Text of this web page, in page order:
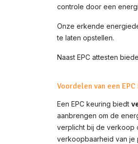
controle door een
Onze erkende
te laten opstellen.
Naast EPC attesten
Voordelen van een EPC
Een EPC keuring biedt
aanbrengen om de
verplicht bij de verkoop
verkoopbaarheid van je